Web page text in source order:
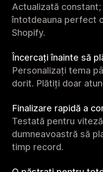
Actualizată
întotdeauna perfect
Shopify.
Încercați înainte să
Personalizați tema
dorit. Plătiți doar
Finalizare rapidă a
Testată pentru
dumneavoastră să
timp record.